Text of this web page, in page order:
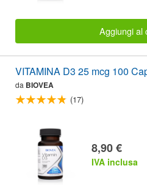
Aggiungi al
VITAMINA D3 25 mcg 100
da BIOVEA
(17)
8,90 €
IVA inclusa